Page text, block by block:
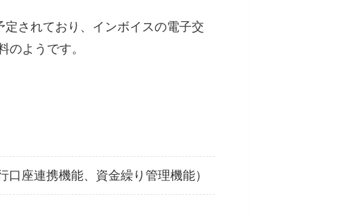
されており、インボイスの電子交
のようです。
座連携機能、資金繰り管理機能）